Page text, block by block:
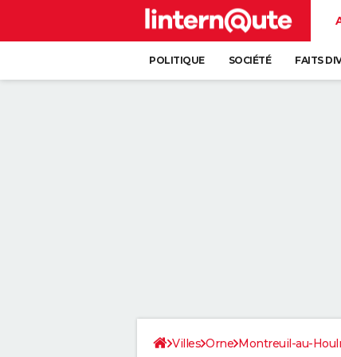
POLITIQUE SOCIÉTÉ FAITS
Villes Orne Montreuil-au-